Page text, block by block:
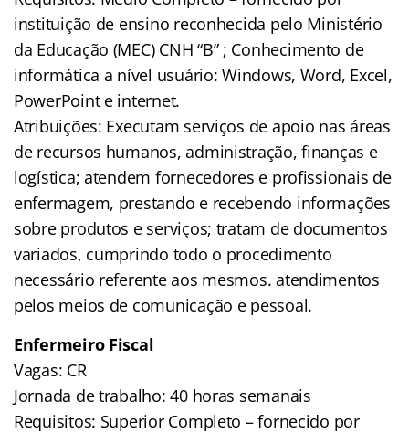
instituição de ensino reconhecida pelo Ministério
da Educação (MEC) CNH “B” ; Conhecimento de
informática a nível usuário: Windows, Word, Excel,
PowerPoint e internet.
Atribuições: Executam serviços de apoio nas áreas
de recursos humanos, administração, finanças e
logística; atendem fornecedores e profissionais de
enfermagem, prestando e recebendo informações
sobre produtos e serviços; tratam de documentos
variados, cumprindo todo o procedimento
necessário referente aos mesmos. atendimentos
pelos meios de comunicação e pessoal.
Enfermeiro Fiscal
Vagas: CR
Jornada de trabalho: 40 horas semanais
Requisitos: Superior Completo – fornecido por